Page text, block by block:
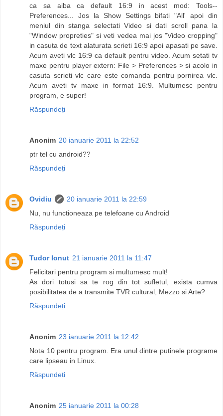
ca sa aiba ca default 16:9 in acest mod: Tools--
Preferences... Jos la Show Settings bifati "All' apoi din
meniul din stanga selectati Video si dati scroll pana la
"Window propreties" si veti vedea mai jos "Video cropping"
in casuta de text alaturata scrieti 16:9 apoi apasati pe save.
Acum aveti vlc 16:9 ca default pentru video. Acum setati tv
maxe pentru player extern: File > Preferences > si acolo in
casuta scrieti vlc care este comanda pentru pornirea vlc.
Acum aveti tv maxe in format 16:9. Multumesc pentru
program, e super!
Răspundeți
Anonim 20 ianuarie 2011 la 22:52
ptr tel cu android??
Răspundeți
Ovidiu
20 ianuarie 2011 la 22:59
Nu, nu functioneaza pe telefoane cu Android
Răspundeți
Tudor Ionut 21 ianuarie 2011 la 11:47
Felicitari pentru program si multumesc mult!
As dori totusi sa te rog din tot sufletul, exista cumva
posibilitatea de a transmite TVR cultural, Mezzo si Arte?
Răspundeți
Anonim 23 ianuarie 2011 la 12:42
Nota 10 pentru program. Era unul dintre putinele programe
care lipseau in Linux.
Răspundeți
Anonim 25 ianuarie 2011 la 00:28